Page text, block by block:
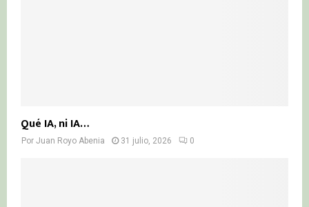
Qué IA, ni IA…
Por Juan Royo Abenia 31 julio, 2026 0